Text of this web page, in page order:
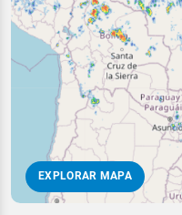
EXPLORAR MAPA